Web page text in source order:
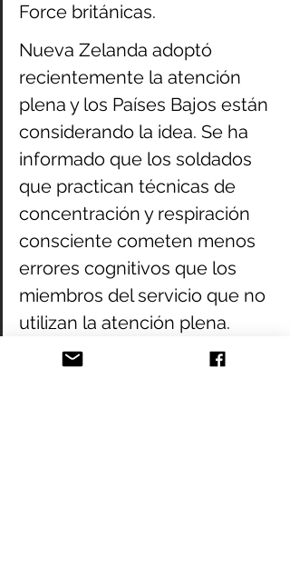
Force británicas.
Nueva Zelanda adoptó
recientemente la atención
plena y los Países Bajos están
considerando la idea. Se ha
informado que los soldados
que practican técnicas de
concentración y respiración
consciente cometen menos
errores cognitivos que los
miembros del servicio que no
utilizan la atención plena.